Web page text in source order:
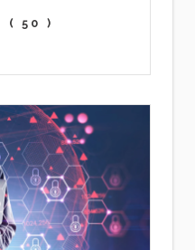
( 50 )